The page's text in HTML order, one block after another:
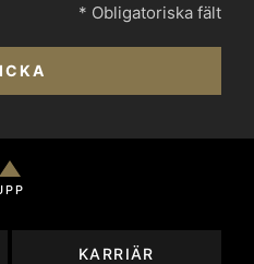
* Obligatoriska fält
KARRIÄR